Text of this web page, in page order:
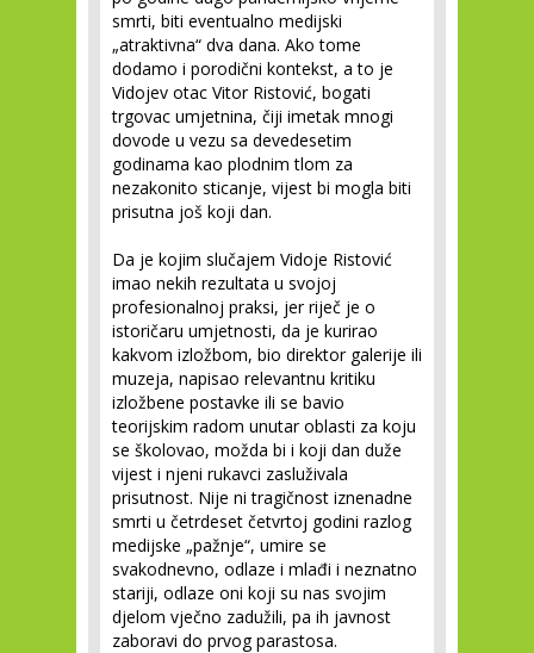
smrti, biti eventualno medijski
„atraktivna“ dva dana. Ako tome
dodamo i porodični kontekst, a to je
Vidojev otac Vitor Ristović, bogati
trgovac umjetnina, čiji imetak mnogi
dovode u vezu sa devedesetim
godinama kao plodnim tlom za
nezakonito sticanje, vijest bi mogla biti
prisutna još koji dan.
Da je kojim slučajem Vidoje Ristović
imao nekih rezultata u svojoj
profesionalnoj praksi, jer riječ je o
istoričaru umjetnosti, da je kurirao
kakvom izložbom, bio direktor galerije ili
muzeja, napisao relevantnu kritiku
izložbene postavke ili se bavio
teorijskim radom unutar oblasti za koju
se školovao, možda bi i koji dan duže
vijest i njeni rukavci zasluživala
prisutnost. Nije ni tragičnost iznenadne
smrti u četrdeset četvrtoj godini razlog
medijske „pažnje“, umire se
svakodnevno, odlaze i mlađi i neznatno
stariji, odlaze oni koji su nas svojim
djelom vječno zadužili, pa ih javnost
zaboravi do prvog parastosa.